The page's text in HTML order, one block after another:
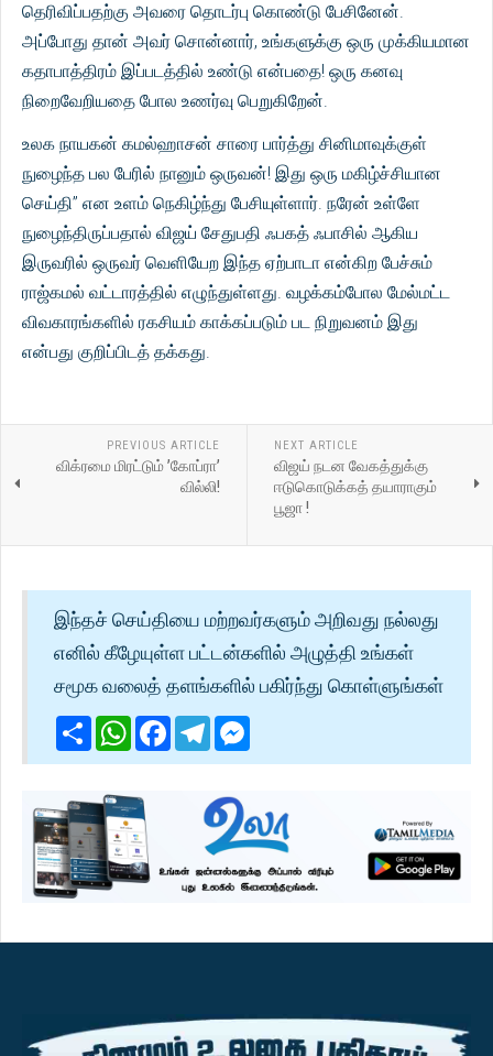
தெரிவிப்பதற்கு அவரை தொடர்பு கொண்டு பேசினேன்.
அப்போது தான் அவர் சொன்னார், உங்களுக்கு ஒரு முக்கியமான
கதாபாத்திரம் இப்படத்தில் உண்டு என்பதை! ஒரு கனவு
நிறைவேறியதை போல உணர்வு பெறுகிறேன்.
உலக நாயகன் கமல்ஹாசன் சாரை பார்த்து சினிமாவுக்குள்
நுழைந்த பல பேரில் நானும் ஒருவன்! இது ஒரு மகிழ்ச்சியான
செய்தி” என உளம் நெகிழ்ந்து பேசியுள்ளார். நரேன் உள்ளே
நுழைந்திருப்பதால் விஜய் சேதுபதி ஃபகத் ஃபாசில் ஆகிய
இருவரில் ஒருவர் வெளியேற இந்த ஏற்பாடா என்கிற பேச்சும்
ராஜ்கமல் வட்டாரத்தில் எழுந்துள்ளது. வழக்கம்போல மேல்மட்ட
விவகாரங்களில் ரகசியம் காக்கப்படும் பட நிறுவனம் இது
என்பது குறிப்பிடத் தக்கது.
PREVIOUS ARTICLE
விக்ரமை மிரட்டும் ’கோப்ரா’
வில்லி!
NEXT ARTICLE
விஜய் நடன வேகத்துக்கு
ஈடுகொடுக்கத் தயாராகும்
பூஜா !
இந்தச் செய்தியை மற்றவர்களும் அறிவது நல்லது
எனில் கீழேயுள்ள பட்டன்களில் அழுத்தி உங்கள்
சமூக வலைத் தளங்களில் பகிர்ந்து கொள்ளுங்கள்
ShareWhatsApp
Facebook
Telegram